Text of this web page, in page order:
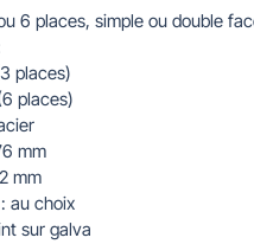
6 places, simple ou double
places)
places)
mm
mm
au choix
sur galva